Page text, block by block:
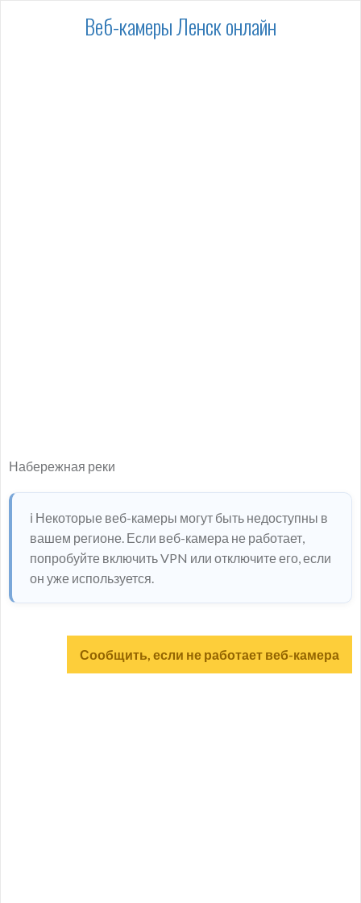
Веб-камеры Ленск онлайн
Набережная реки
ℹ️ Некоторые веб-камеры могут быть недоступны в
вашем регионе. Если веб-камера не работает,
попробуйте включить VPN или отключите его, если
он уже используется.
Сообщить, если не работает веб-камера